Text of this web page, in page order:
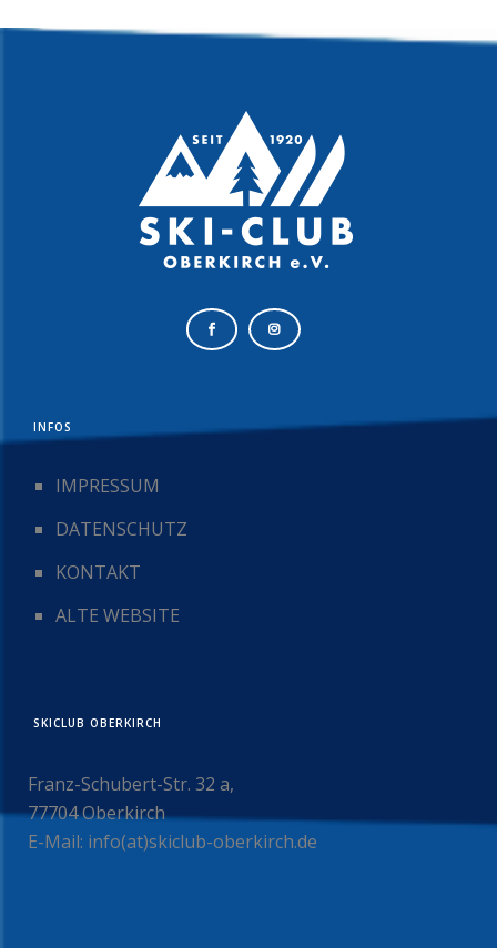
INFOS
IMPRESSUM
DATENSCHUTZ
KONTAKT
ALTE WEBSITE
SKICLUB OBERKIRCH
Franz-Schubert-Str. 32 a,
77704 Oberkirch
E-Mail: info(at)skiclub-oberkirch.de